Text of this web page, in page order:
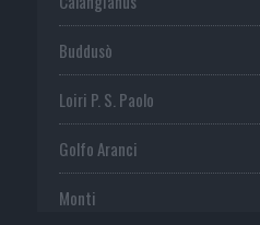
Buddusò
Loiri P. S. Paolo
Golfo Aranci
Monti